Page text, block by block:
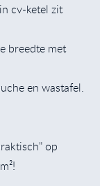
cv-ketel zit
breedte met
en wastafel.
op